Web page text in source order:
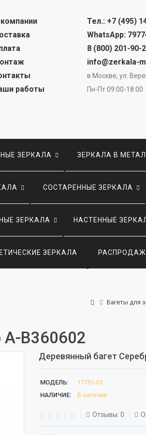
работы
Тел.: +7 (495)
WhatsApp:
8 (800) 201-90-
info@zerkala-
в Москве, ул.
Пн-Пт 09:00-18:00
ЗЕРКАЛА ЗЕРКАЛА В
СОСТАРЕННЫЕ ЗЕРКАЛА
ЗЕРКАЛА НАСТЕННЫЕ
ЗЕРКАЛА
Багеты для
А-В360602
Деревянный багет
МОДЕЛЬ:
17751-01
НАЛИЧИЕ:
В наличии
Отзывы: 0